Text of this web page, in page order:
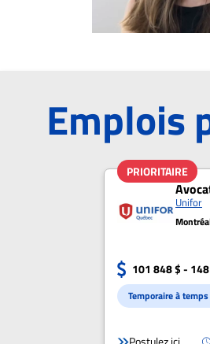
Emplois
PRIORITAIRE
Unifor
101 848 $ -
Temporaire à